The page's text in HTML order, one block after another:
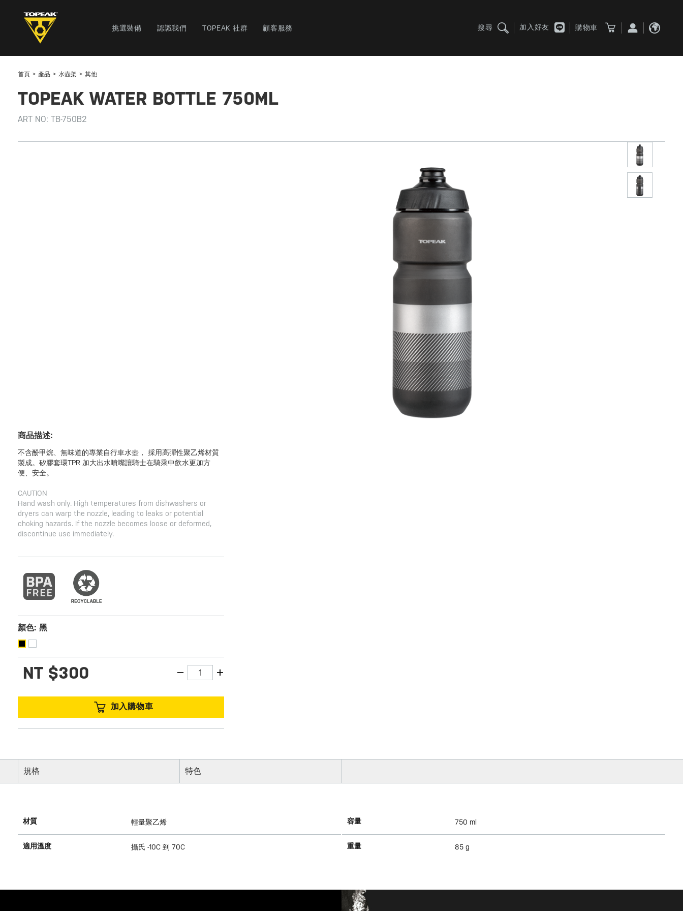
挑選裝備 認識我們 TOPEAK 社群 顧客服務 搜尋 加入好友 購物車
首頁 產品 水壺架 其他
TOPEAK WATER BOTTLE 750ML
ART NO: TB-750B2
商品描述:
不含酚甲烷、無味道的專業自行車水壺， 採用高彈性聚乙烯材質
製成。矽膠套環TPR 加大出水噴嘴讓騎士在騎乘中飲水更加方
便、安全。
CAUTION
Hand wash only. High temperatures from dishwashers or
dryers can warp the nozzle, leading to leaks or potential
choking hazards. If the nozzle becomes loose or deformed,
discontinue use immediately.
顏色: 黑
NT $300
加入購物車
規格 特色
材質 輕量聚乙烯 容量 750 ml
適用溫度 攝氏 -10C 到 70C 重量 85 g